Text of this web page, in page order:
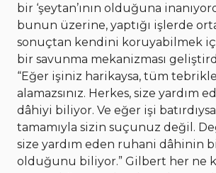
bir ‘şeytan’ının olduğuna
bunun üzerine, yaptığı işlerde
sonuçtan kendini koruyabilmek
bir savunma mekanizması
“Eğer işiniz harikaysa, tüm
alamazsınız. Herkes, size yardım
dâhiyi biliyor. Ve eğer işi
tamamıyla sizin suçunuz değil.
size yardım eden ruhani dâhinin
olduğunu biliyor.” Gilbert her ne